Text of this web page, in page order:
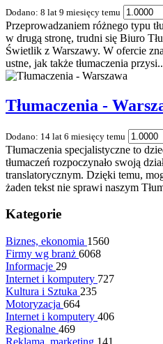
Dodano: 8 lat 9 miesięcy temu
Przeprowadzaniem różnego typu
w drugą stronę, trudni się Biuro
Świetlik z Warszawy. W ofercie
ustne, jak także tłumaczenia
Tłumaczenia -
Dodano: 14 lat 6 miesięcy temu
Tłumaczenia specjalistyczne to
tłumaczeń rozpoczynało swoją
translatorycznym. Dzięki temu,
żaden tekst nie sprawi naszym
Kategorie
Biznes, ekonomia 1560
Firmy wg branż 6068
Informacje 29
Internet i komputery 727
Kultura i Sztuka 235
Motoryzacja 664
Internet i komputery 406
Regionalne 469
Reklama, marketing 141